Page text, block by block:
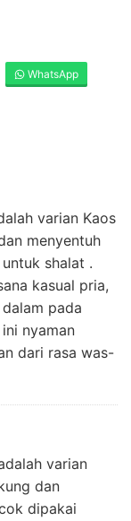
WhatsApp
varian Kaos
menyentuh
shalat .
kasual pria,
pada
nyaman
dari rasa was-
varian
dan
dipakai